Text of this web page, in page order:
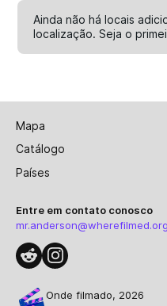
Ainda não há locais
localização. Seja o
Mapa
Catálogo
Países
Entre em contato conosco
mr.anderson@wherefilmed.org
Onde filmado, 2026